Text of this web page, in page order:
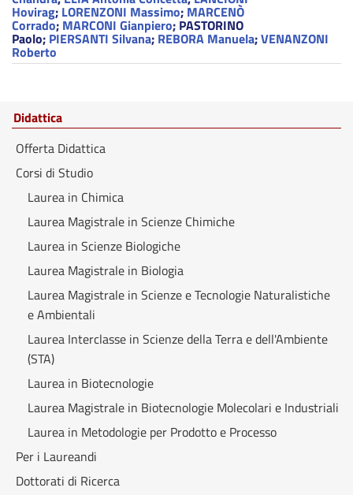
Hovirag; LORENZONI Massimo; MARCENÒ
Corrado; MARCONI Gianpiero; PASTORINO
Paolo; PIERSANTI Silvana; REBORA Manuela;VENANZONI
Roberto
Didattica
Offerta Didattica
Corsi di Studio
Laurea in Chimica
Laurea Magistrale in Scienze Chimiche
Laurea in Scienze Biologiche
Laurea Magistrale in Biologia
Laurea Magistrale in Scienze e Tecnologie Naturalistiche
e Ambientali
Laurea Interclasse in Scienze della Terra e dell'Ambiente
(STA)
Laurea in Biotecnologie
Laurea Magistrale in Biotecnologie Molecolari e Industriali
Laurea in Metodologie per Prodotto e Processo
Per i Laureandi
Dottorati di Ricerca